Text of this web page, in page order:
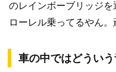
のレインボーブリッジ
ローレル乗ってるやん。
車の中ではどうい